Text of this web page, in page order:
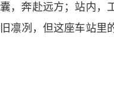
，奔赴远方；站内，
凛冽，但这座车站里